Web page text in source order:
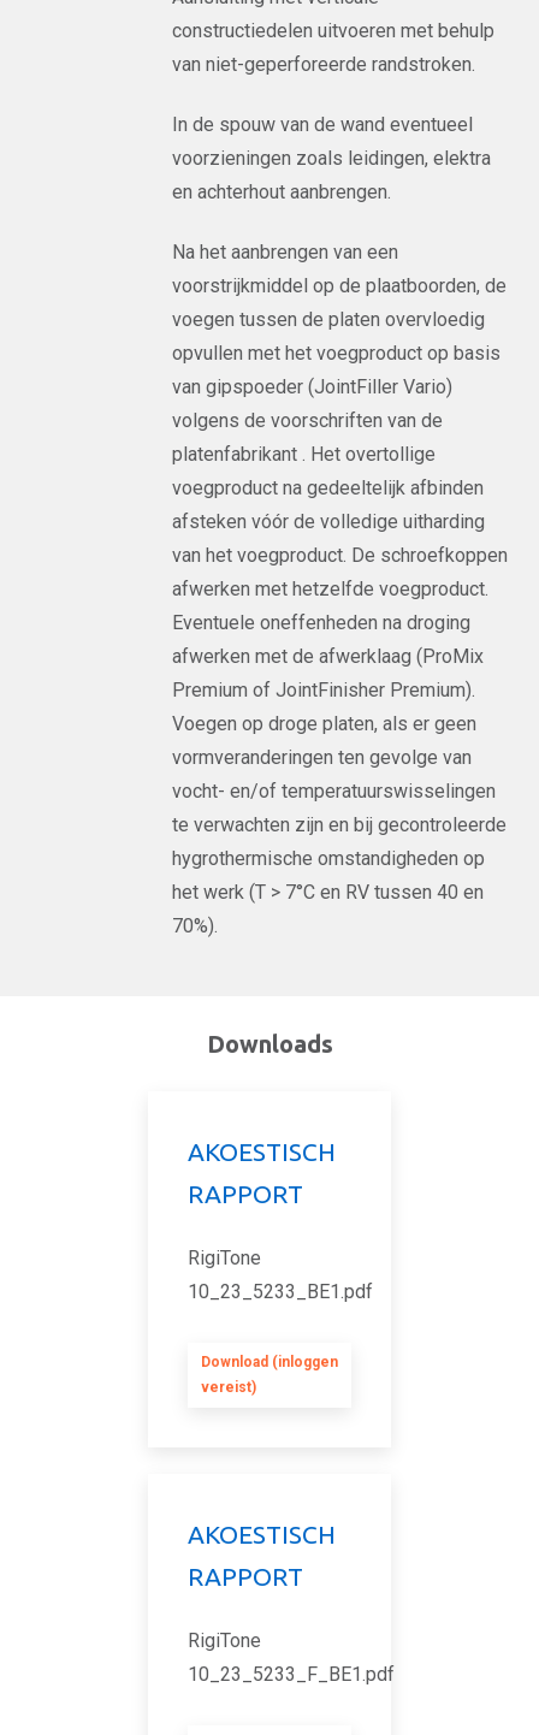
constructiedelen uitvoeren met behulp
van niet-geperforeerde randstroken.
In de spouw van de wand eventueel
voorzieningen zoals leidingen, elektra
en achterhout aanbrengen.
Na het aanbrengen van een
voorstrijkmiddel op de plaatboorden, de
voegen tussen de platen overvloedig
opvullen met het voegproduct op basis
van gipspoeder (JointFiller Vario)
volgens de voorschriften van de
platenfabrikant . Het overtollige
voegproduct na gedeeltelijk afbinden
afsteken vóór de volledige uitharding
van het voegproduct. De schroefkoppen
afwerken met hetzelfde voegproduct.
Eventuele oneffenheden na droging
afwerken met de afwerklaag (ProMix
Premium of JointFinisher Premium).
Voegen op droge platen, als er geen
vormveranderingen ten gevolge van
vocht- en/of temperatuurswisselingen
te verwachten zijn en bij gecontroleerde
hygrothermische omstandigheden op
het werk (T > 7°C en RV tussen 40 en
70%).
Downloads
AKOESTISCH
RAPPORT
RigiTone
10_23_5233_BE1.pdf
Download (inloggen
vereist)
AKOESTISCH
RAPPORT
RigiTone
10_23_5233_F_BE1.pdf